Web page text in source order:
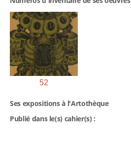
52
Ses expositions à l'Artothèque
Publié dans le(s) cahier(s) :